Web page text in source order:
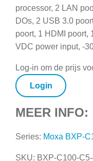
processor, 2 LAN
DOs, 2 USB 3.0
poort, 1 HDMI poort,
VDC power input, -
Log-in om de prijs
Login
MEER INFO:
Series: Moxa BXP-
SKU: BXP-C100-